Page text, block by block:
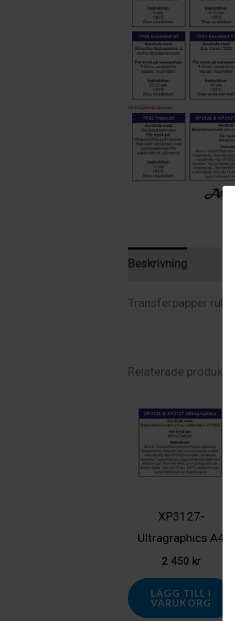
Beskrivning
Transferpapper rulle
Relaterade produkter
XP3127-
Ultragraphics A4
2 450 kr
LÄGG TILL I
VARUKORG